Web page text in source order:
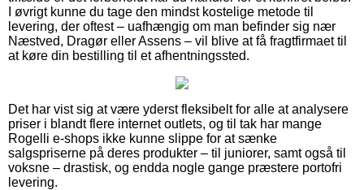
I øvrigt kunne du tage den mindst kostelige metode til
levering, der oftest – uafhængig om man befinder sig nær
Næstved, Dragør eller Assens – vil blive at få fragtfirmaet til
at køre din bestilling til et afhentningssted.
Det har vist sig at være yderst fleksibelt for alle at analysere
priser i blandt flere internet outlets, og til tak har mange
Rogelli e-shops ikke kunne slippe for at sænke
salgspriserne på deres produkter – til juniorer, samt også til
voksne – drastisk, og endda nogle gange præstere portofri
levering.